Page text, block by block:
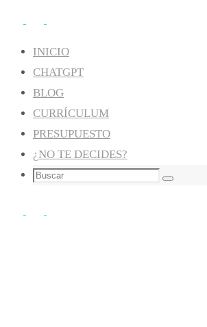
contenido
INICIO
CHATGPT
BLOG
CURRÍCULUM
PRESUPUESTO
¿NO TE DECIDES?
Buscar:
Buscar